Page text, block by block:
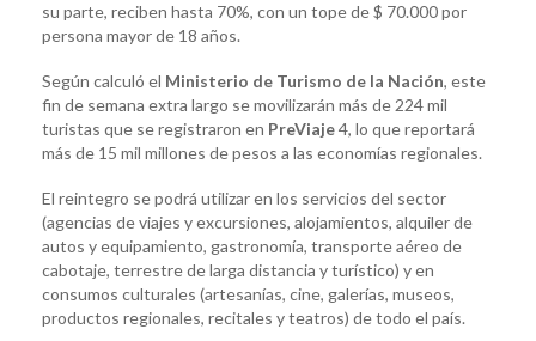
su parte, reciben hasta 70%, con un tope de $ 70.000 por
persona mayor de 18 años.
Según calculó el Ministerio de Turismo de la Nación, este
fin de semana extra largo se movilizarán más de 224 mil
turistas que se registraron en PreViaje4, lo que reportará
más de 15 mil millones de pesos a las economías regionales.
El reintegro se podrá utilizar en los servicios del sector
(agencias de viajes y excursiones, alojamientos, alquiler de
autos y equipamiento, gastronomía, transporte aéreo de
cabotaje, terrestre de larga distancia y turístico) y en
consumos culturales (artesanías, cine, galerías, museos,
productos regionales, recitales y teatros) de todo el país.